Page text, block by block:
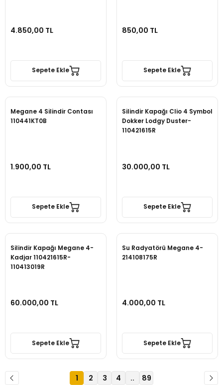
4.850,00 TL
Sepete Ekle
850,00 TL
Sepete Ekle
Megane 4 Silindir Contası
110441KT0B
1.900,00 TL
Sepete Ekle
Silindir Kapağı Clio 4 Symbol
Dokker Lodgy Duster-
110421615R
30.000,00 TL
Sepete Ekle
Silindir Kapağı Megane 4-
Kadjar 110421615R-
110413019R
60.000,00 TL
Sepete Ekle
Su Radyatörü Megane 4-
214108175R
4.000,00 TL
Sepete Ekle
1 2 3 4 .. 89